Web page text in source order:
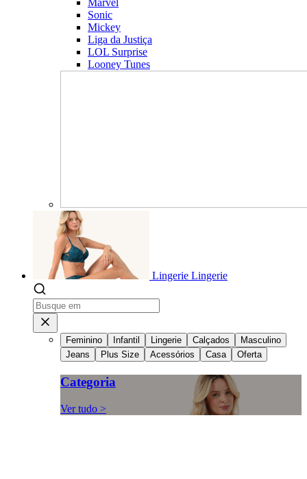
Marvel
Sonic
Mickey
Liga da Justiça
LOL Surprise
Looney Tunes
Lingerie Lingerie
Feminino Infantil Lingerie Calçados
Masculino
Jeans
Plus Size Acessórios Casa Oferta
Categoria
Ver tudo >